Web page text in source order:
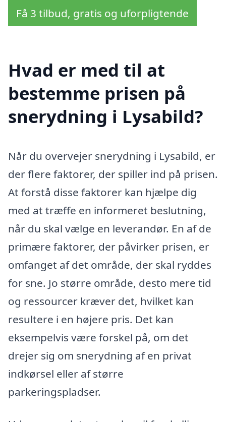
Få 3 tilbud, gratis og uforpligtende
Hvad er med til at
bestemme prisen på
snerydning i Lysabild?
Når du overvejer snerydning i Lysabild, er
der flere faktorer, der spiller ind på prisen.
At forstå disse faktorer kan hjælpe dig
med at træffe en informeret beslutning,
når du skal vælge en leverandør. En af de
primære faktorer, der påvirker prisen, er
omfanget af det område, der skal ryddes
for sne. Jo større område, desto mere tid
og ressourcer kræver det, hvilket kan
resultere i en højere pris. Det kan
eksempelvis være forskel på, om det
drejer sig om snerydning af en privat
indkørsel eller af større
parkeringspladser.